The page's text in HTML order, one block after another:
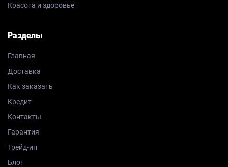
Красота и здоровье
Разделы
Главная
Доставка
Как заказать
Кредит
Контакты
Гарантия
Трейд-ин
Блог